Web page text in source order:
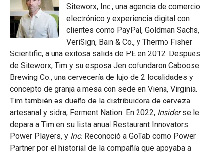
Siteworx, Inc., una agencia de comercio
electrónico y experiencia digital con
clientes como PayPal, Goldman Sachs,
VeriSign, Bain & Co., y Thermo Fisher
Scientific, a una exitosa salida de PE en 2012. Después
de Siteworx, Tim y su esposa Jen cofundaron Caboose
Brewing Co., una cervecería de lujo de 2 localidades y
concepto de granja a mesa con sede en Viena, Virginia.
Tim también es dueño de la distribuidora de cerveza
artesanal y sidra, Ferment Nation. En 2022, Insiderse le
depara a Tim en su lista anual Restaurant Innovators
Power Players, y Inc. Reconoció a GoTab como Power
Partner por el historial de la compañía que apoyaba a